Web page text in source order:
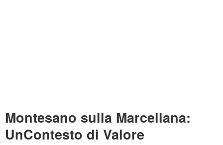
Montesano sulla Marcellana:
UnContesto di Valore